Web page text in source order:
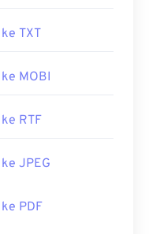
TXT
ke MOBI
RTF
JPEG
PDF